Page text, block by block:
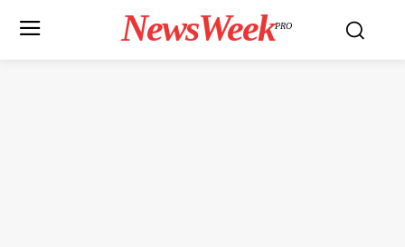
NewsWeekPRO